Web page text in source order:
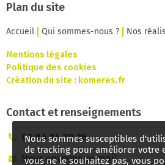
Nous sommes susceptibles
de tracking pour améliorer votre
vous ne le souhaitez pas, vous
Plan du site
Accueil Qui sommes-nous ? Nos
Mentions légales
Politique des cookies
Création du site : komeres.fr
Contact et renseignements
01 84 14 20 26
Nous envoyer un mail